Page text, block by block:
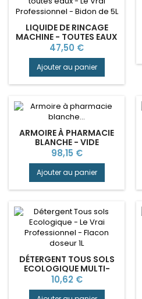
LIQUIDE DE RINCAGE
MACHINE - TOUTES EAUX
- LE VRAI PROFESSIONNEL
Prix
47,50 €
Ajouter au panier
ARMOIRE À PHARMACIE
BLANCHE - VIDE
Prix
98,15 €
Ajouter au panier
DÉTERGENT TOUS SOLS
ECOLOGIQUE MULTI-
SURFACES
PROFESSIONNEL
Prix
10,62 €